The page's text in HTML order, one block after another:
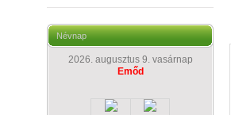
Névnap
2026. augusztus 9. vasárnap
Emőd